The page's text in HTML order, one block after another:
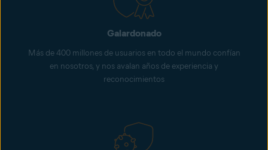
Galardonado
Más de 400 millones de usuarios en todo el mundo confían
en nosotros, y nos avalan años de experiencia y
reconocimientos